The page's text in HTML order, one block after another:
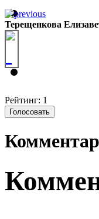
Терещенкова
Рейтинг: 1